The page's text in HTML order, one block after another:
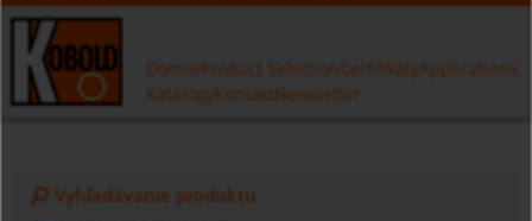
DomovProduct Selection CertifikátyApplications
KatalogyKontaktNewsletter
Vyhľadávanie produktu